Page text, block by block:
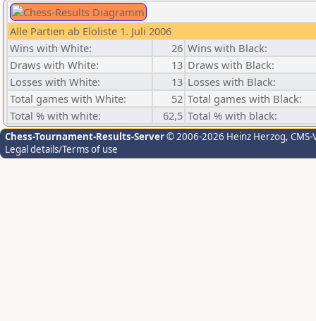
Alle Partien ab Eloliste 1. Juli 2006
Wins with White:
26 Wins with Black:
Draws with White:
13 Draws with Black:
Losses with White:
13 Losses with Black:
Total games with White:
52 Total games with Black:
Total % with white:
62,5 Total % with black:
Chess-Tournament-Results-Server© 2006-2026 Heinz Herzog,
Legal details/Terms of use